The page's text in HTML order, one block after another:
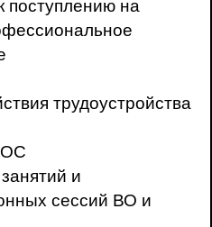
трудоустройства
и
сессий ВО и